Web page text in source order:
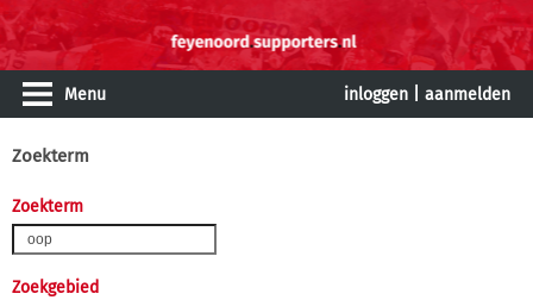
Menu inloggen aanmelden
Zoekterm
Zoekterm
Zoekgebied